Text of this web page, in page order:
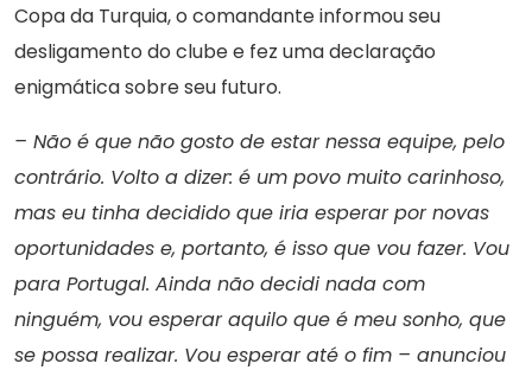
Copa da Turquia, o comandante informou seu
desligamento do clube e fez uma declaração
enigmática sobre seu futuro.
– Não é que não gosto de estar nessa equipe, pelo
contrário. Volto a dizer: é um povo muito carinhoso,
mas eu tinha decidido que iria esperar por novas
oportunidades e, portanto, é isso que vou fazer. Vou
para Portugal. Ainda não decidi nada com
ninguém, vou esperar aquilo que é meu sonho, que
se possa realizar. Vou esperar até o fim – anunciou